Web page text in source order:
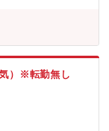
。＜参考＞各グルー
ており，「設備保守」
編成をしています。
供給に貢献すること
ができます。・大規
務に携わることで、
力を向上させること
のニーズは拡大中で
も安定しているので安
】入社後は上司の指示
将来的には、施設保全
。
）※転勤無し